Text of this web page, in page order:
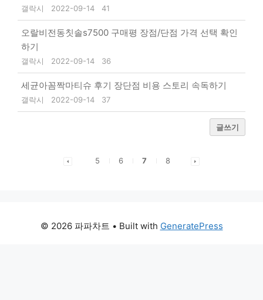
갤락시 2022-09-14 41
오랄비전동칫솔s7500 구매평 장점/단점 가격 선택 확인
하기
갤락시 2022-09-14 36
세균아꼼짝마티슈 후기 장단점 비용 스토리 속독하기
갤락시 2022-09-14 37
글쓰기
5 6 7 8
© 2026 파파차트 • Built with GeneratePress